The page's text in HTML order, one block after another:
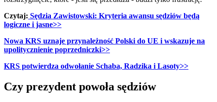
Czytaj: Sędzia Zawistowski: Kryteria awansu sędziów będą
logiczne i jasne>>
Nowa KRS uznaje przynależność Polski do UE i wskazuje na
upolitycznienie poprzedniczki>>
KRS potwierdza odwołanie Schaba, Radzika i Lasoty>>
Czy prezydent powoła sędziów